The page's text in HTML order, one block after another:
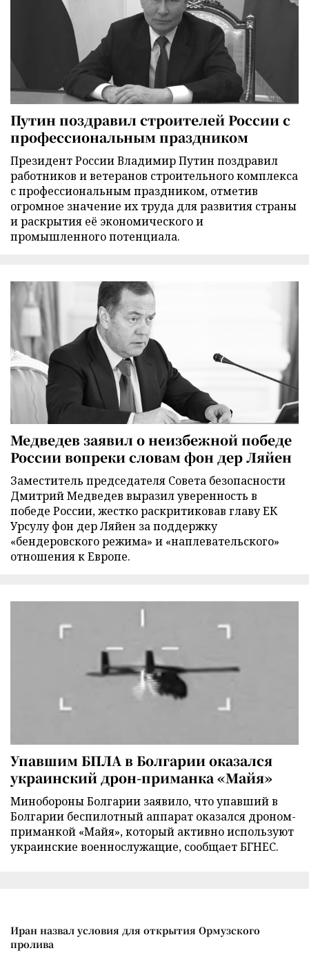
Путин поздравил строителей России с
профессиональным праздником
Президент России Владимир Путин поздравил
работников и ветеранов строительного комплекса
с профессиональным праздником, отметив
огромное значение их труда для развития страны
и раскрытия её экономического и
промышленного потенциала.
Медведев заявил о неизбежной победе
России вопреки словам фон дер Ляйен
Заместитель председателя Совета безопасности
Дмитрий Медведев выразил уверенность в
победе России, жестко раскритиковав главу ЕК
Урсулу фон дер Ляйен за поддержку
«бендеровского режима» и «наплевательского»
отношения к Европе.
Упавшим БПЛА в Болгарии оказался
украинский дрон-приманка «Майя»
Минобороны Болгарии заявило, что упавший в
Болгарии беспилотный аппарат оказался дроном-
приманкой «Майя», который активно используют
украинские военнослужащие, сообщает БГНЕС.
Иран назвал условия для открытия Ормузского
пролива